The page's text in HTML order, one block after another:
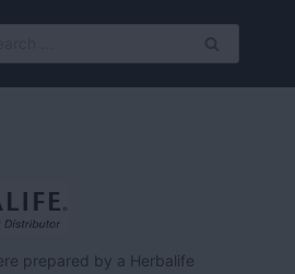
prepared by a Herbalife